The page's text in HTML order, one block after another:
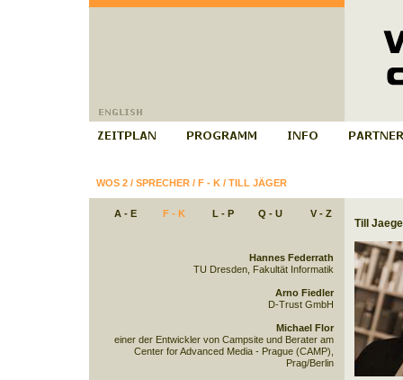
WOS 2/ SPRECHER/ F - K/ TILL JÄGER
A - E F - K L - P Q - U V - Z
Till
Hannes Federrath
TU Dresden, Fakultät Informatik
Arno Fiedler
D-Trust GmbH
Michael Flor
einer der Entwickler von Campsite und Berater am
Center for Advanced Media - Prague (CAMP),
Prag/Berlin